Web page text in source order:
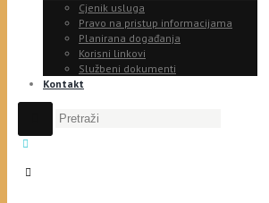
Cjenik usluga
Pravo na pristup informacijama
Planirana događanja
Korisni linkovi
Službeni dokumenti
Kontakt